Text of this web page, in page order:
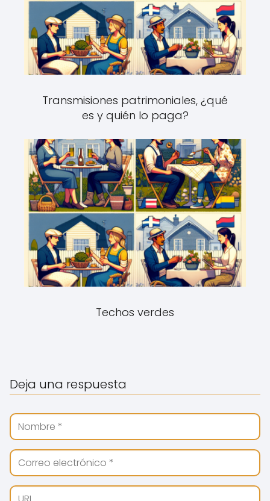
Transmisiones patrimoniales, ¿qué
es y quién lo paga?
Techos verdes
Deja una respuesta